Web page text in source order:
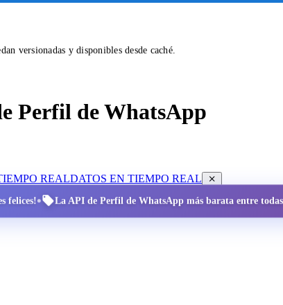
versionadas y disponibles desde caché.
Perfil de WhatsApp
REALDATOS EN TIEMPO REAL
felices!• La API de Perfil de WhatsApp más barata entre